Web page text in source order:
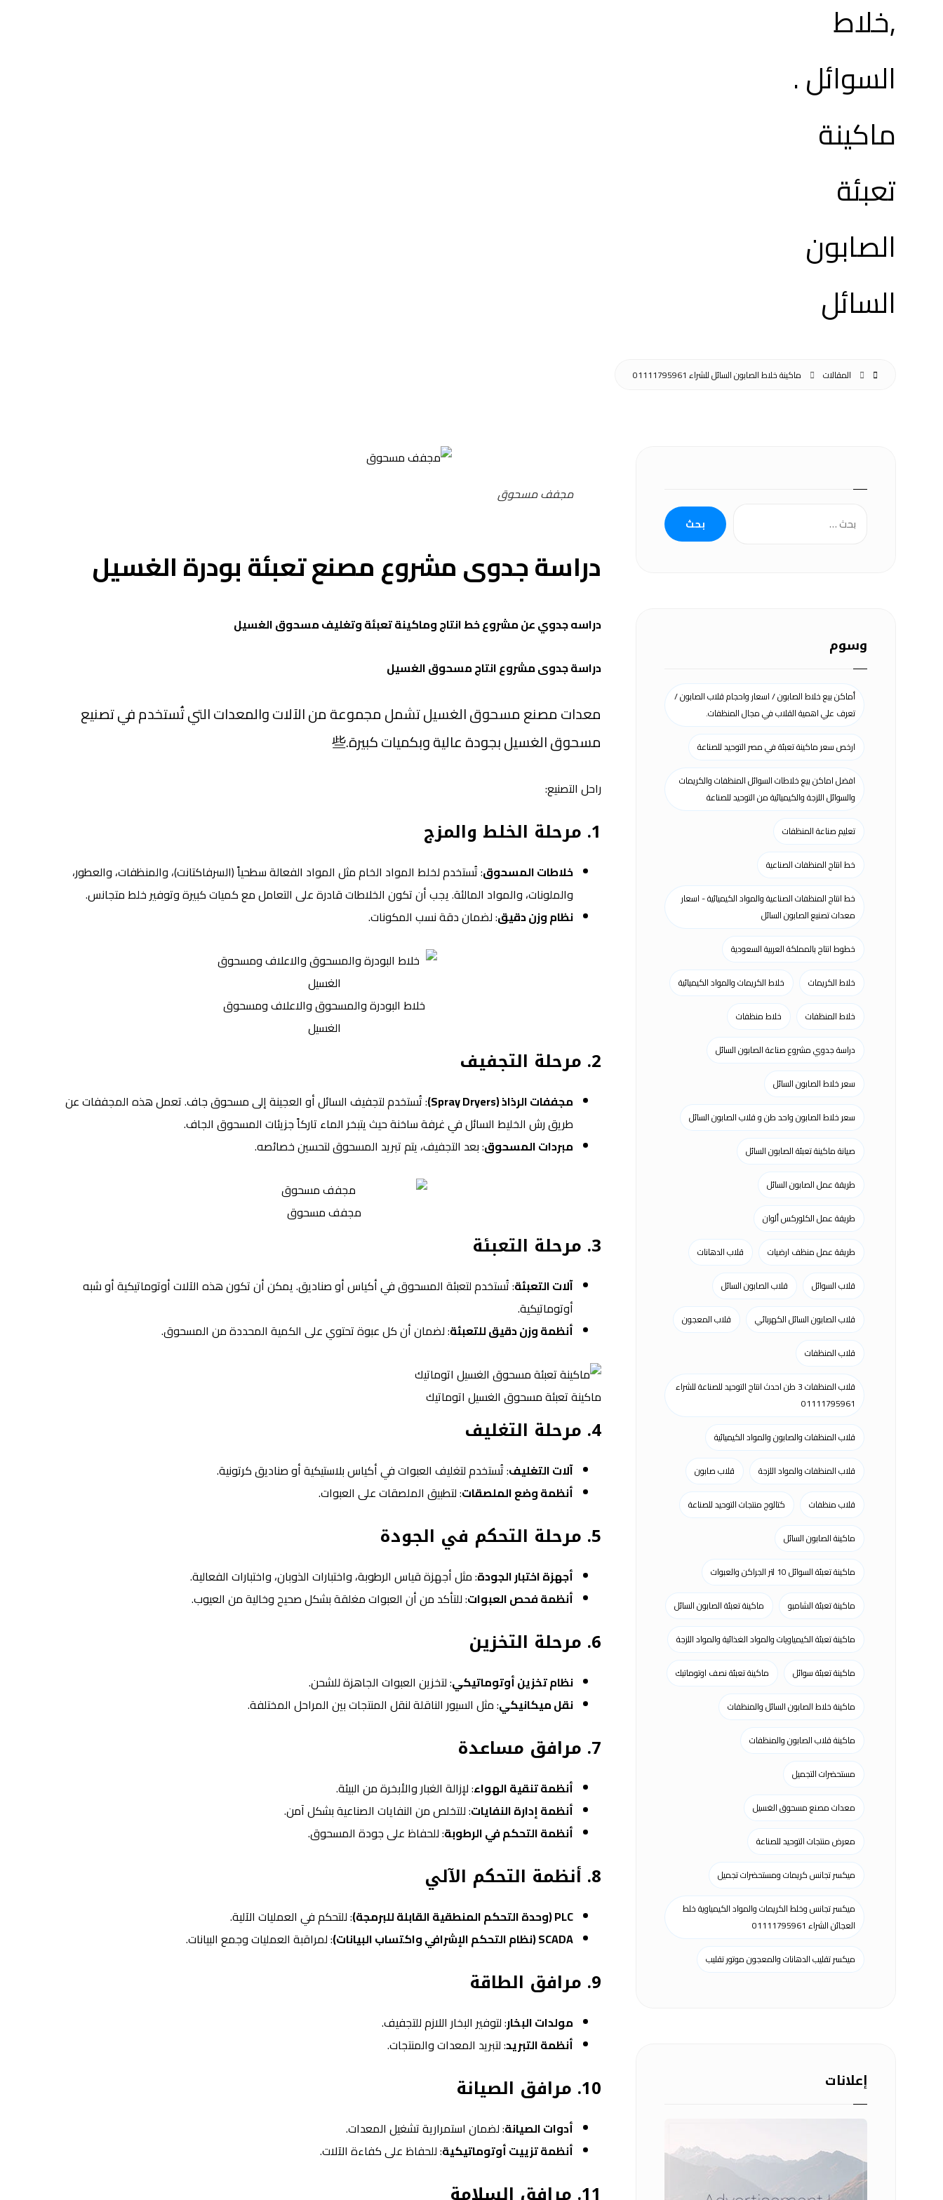
المقالات ماكينة خلاط الصابون السائل للشراء 01111795961
مجفف مسحوق
دراسة جدوى مشروع مصنع تعبئة بودرة الغسيل
دراسه جدوي عن مشروع خط انتاج وماكينة تعبئة وتغليف مسحوق الغسيل
دراسة جدوى مشروع انتاج مسحوق الغسيل
معدات مصنع مسحوق الغسيل تشمل مجموعة من الآلات والمعدات التي تُستخدم في تصنيع
مسحوق الغسيل بجودة عالية وبكميات كبيرة.些
راحل التصنيع:
1. مرحلة الخلط والمزج
خلاطات المسحوق: تُستخدم لخلط المواد الخام مثل المواد الفعالة سطحياً (السرفاكتانت)، والمنظفات، والعطور،
والملونات، والمواد المالئة. يجب أن تكون الخلاطات قادرة على التعامل مع كميات كبيرة وتوفير خلط متجانس.
نظام وزن دقيق: لضمان دقة نسب المكونات.
خلاط البودرة والمسحوق والاعلاف ومسحوق
الغسيل
2. مرحلة التجفيف
مجففات الرذاذ (Spray Dryers)
: تُستخدم لتجفيف السائل أو العجينة إلى مسحوق جاف. تعمل هذه المجففات عن
طريق رش الخليط السائل في غرفة ساخنة حيث يتبخر الماء تاركاً جزيئات المسحوق الجاف.
مبردات المسحوق: بعد التجفيف، يتم تبريد المسحوق لتحسين خصائصه.
مجفف مسحوق
3. مرحلة التعبئة
آلات التعبئة: تُستخدم لتعبئة المسحوق في أكياس أو صناديق. يمكن أن تكون هذه الآلات أوتوماتيكية أو شبه
أوتوماتيكية.
أنظمة وزن دقيق للتعبئة: لضمان أن كل عبوة تحتوي على الكمية المحددة من المسحوق.
ماكينة تعبئة مسحوق الغسيل اتوماتيك
4. مرحلة التغليف
آلات التغليف: تُستخدم لتغليف العبوات في أكياس بلاستيكية أو صناديق كرتونية.
أنظمة وضع الملصقات: لتطبيق الملصقات على العبوات.
5. مرحلة التحكم في الجودة
أجهزة اختبار الجودة: مثل أجهزة قياس الرطوبة، واختبارات الذوبان، واختبارات الفعالية.
أنظمة فحص العبوات: للتأكد من أن العبوات مغلقة بشكل صحيح وخالية من العيوب.
6. مرحلة التخزين
نظام تخزين أوتوماتيكي: لتخزين العبوات الجاهزة للشحن.
نقل ميكانيكي: مثل السيور الناقلة لنقل المنتجات بين المراحل المختلفة.
7. مرافق مساعدة
أنظمة تنقية الهواء: لإزالة الغبار والأبخرة من البيئة.
أنظمة إدارة النفايات: للتخلص من النفايات الصناعية بشكل آمن.
أنظمة التحكم في الرطوبة: للحفاظ على جودة المسحوق.
8. أنظمة التحكم الآلي
PLC (وحدة التحكم المنطقية القابلة للبرمجة)
: للتحكم في العمليات الآلية.
SCADA (نظام التحكم الإشرافي واكتساب البيانات)
: لمراقبة العمليات وجمع البيانات.
9. مرافق الطاقة
مولدات البخار: لتوفير البخار اللازم للتجفيف.
أنظمة التبريد: لتبريد المعدات والمنتجات.
10. مرافق الصيانة
أدوات الصيانة: لضمان استمرارية تشغيل المعدات.
أنظمة تزييت أوتوماتيكية: للحفاظ على كفاءة الآلات.
وسوم
أماكن بيع خلاط الصابون / اسعار واحجام قلاب الصابون /
تعرف علي اهمية القلاب في مجال المنظفات.
ارخص سعر ماكينة تعبئة في مصر التوحيد للصناعة
افضل اماكن بيع خلاطات السوائل المنظفات والكريمات
والسوائل اللزجة والكيميائية من التوحيد للصناعة
تعليم صناعة المنظفات
خط انتاج المنظفات الصناعية
خط انتاج المنظفات الصناعية والمواد الكيميائية - اسعار
معدات تصنيع الصابون السائل
خطوط انتاج بالمملكة العربية السعودية
خلاط الكريمات خلاط الكريمات والمواد الكيميائية
خلاط المنظفات خلاط منظفات
دراسة جدوي مشروع صناعة الصابون السائل
سعر خلاط الصابون السائل
سعر خلاط الصابون واحد طن و قلاب الصابون السائل
صيانة ماكينة تعبئة الصابون السائل
طريقة عمل الصابون السائل
طريقة عمل الكلوركس ألوان
طريقة عمل منظف ارضيات قلاب الدهانات
قلاب السوائل قلاب الصابون السائل
قلاب الصابون السائل الكهربائي قلاب المعجون
قلاب المنظفات
قلاب المنظفات 3 طن احدث انتاج التوحيد للصناعة للشراء
01111795961
قلاب المنظفات والصابون والمواد الكيميائية
قلاب المنظفات والمواد اللزجة قلاب صابون
قلاب منظفات كتالوج منتجات التوحيد للصناعة
ماكينة الصابون السائل
ماكينة تعبئة السوائل 10 لتر الجراكن والعبوات
ماكينة تعبئة الشامبو ماكينة تعبئة الصابون السائل
ماكينة تعبئة الكيمياويات والمواد الغذائية والمواد اللزجة
ماكينة تعبئة سوائل ماكينة تعبئة نصف اوتوماتيك
ماكينة خلاط الصابون السائل والمنظفات
ماكينة قلاب الصابون والمنظفات
مستحضرات التجميل
معدات مصنع مسحوق الغسيل
معرض منتجات التوحيد للصناعة
ميكسر تجانس كريمات ومستحضرات تجميل
ميكسر تجانس وخلط الكريمات والمواد الكيمياوية خلط
العجائن الشراء 01111795961
ميكسر تقليب الدهانات والمعجون موتور تقليب
إعلانات